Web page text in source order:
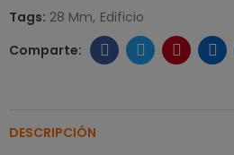
Tags: 28 Mm Edificio
DESCRIPCIÓN